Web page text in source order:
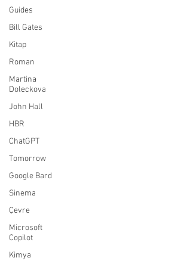
Guides
Bill Gates
Kitap
Roman
Martina
Doleckova
John Hall
HBR
ChatGPT
Tomorrow
Google Bard
Sinema
Çevre
Microsoft
Copilot
Kimya